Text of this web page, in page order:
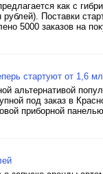
как с
Поставки
5000 заказов на
стартуют от 1,6
альтернативой
под заказ в
приборной